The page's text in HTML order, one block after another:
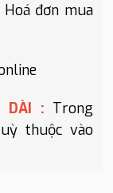
Hoá đơn mua
DÀI : Trong
thuộc vào